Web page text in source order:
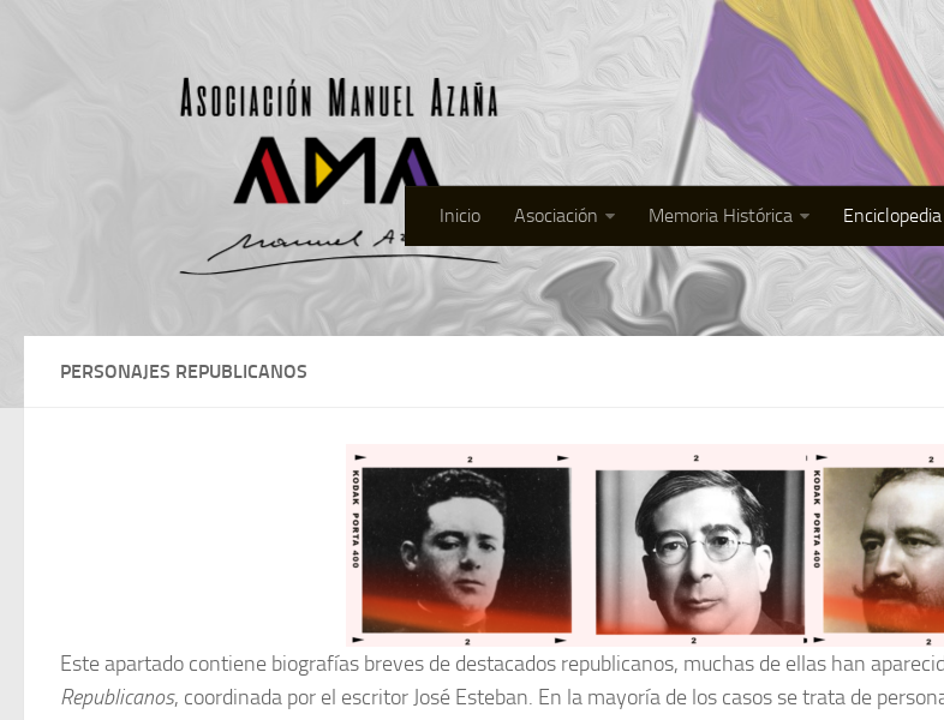
Inicio Asociación Memoria Histórica
PERSONAJES REPUBLICANOS
Este apartado contiene biografías breves de destacados republicanos, muchas de ellas han
Republicanos, coordinada por el escritor José Esteban. En la mayoría de los casos se trata de